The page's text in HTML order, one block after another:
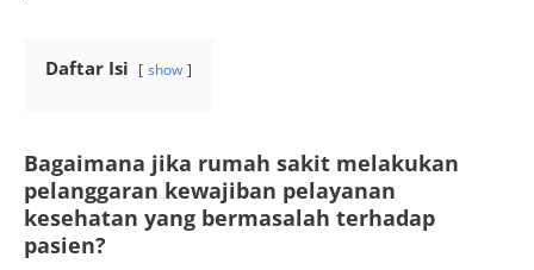
Daftar Isi show
Bagaimana jika rumah sakit melakukan
pelanggaran kewajiban pelayanan
kesehatan yang bermasalah terhadap
pasien?